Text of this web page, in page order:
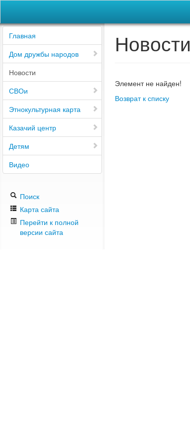
Главная
Дом дружбы народов
Новости
СВОи
Этнокультурная карта
Казачий центр
Детям
Видео
Поиск
Карта сайта
Перейти к полной
версии сайта
Новости
Элемент не найден!
Возврат к списку